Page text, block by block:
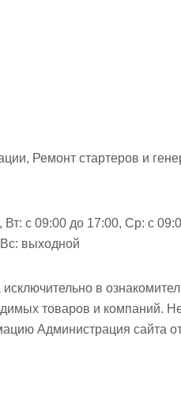
Ремонт стартеров и
Вт: с 09:00 до 17:00, Ср: с
выходной
в
товаров и компаний.
Администрация сайта